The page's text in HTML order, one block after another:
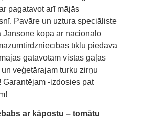
pagatavot arī mājās
Pavāre un uztura speciāliste
Jansone kopā ar nacionālo
tīklu piedāvā
gatavotam vistas gaļas
veģetārajam turku zirņu
Garantējam -izdosies pat
ar kāpostu – tomātu